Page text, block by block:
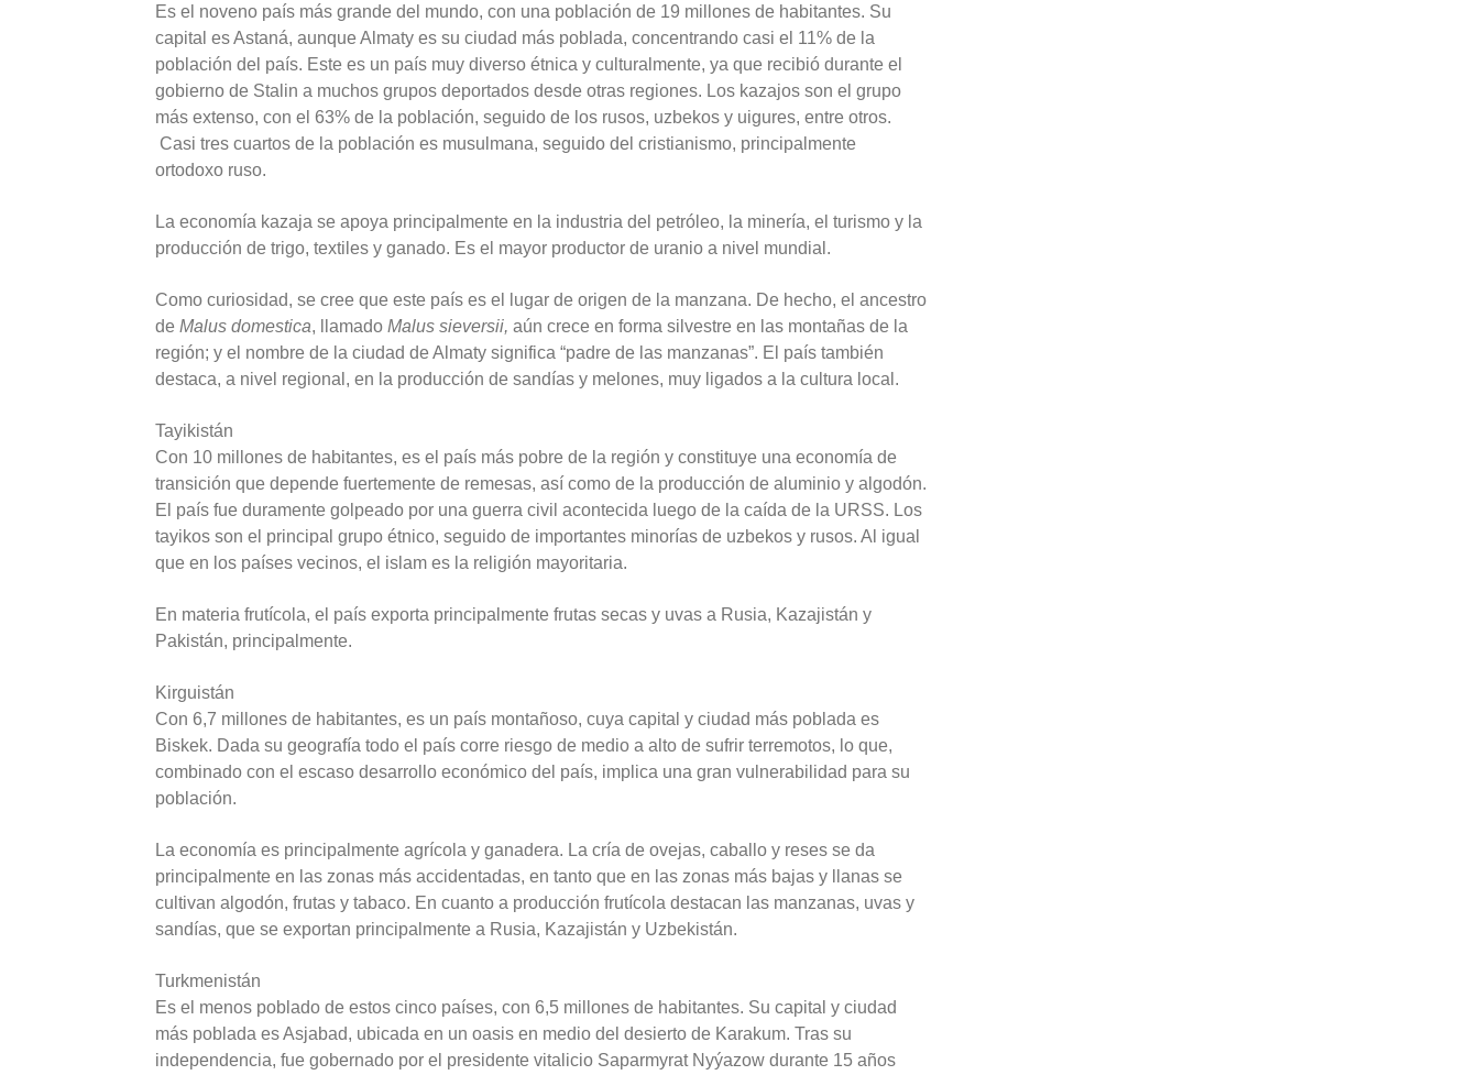
Es el noveno país más grande del mundo, con una población de 19 millones de habitantes. Su
capital es Astaná, aunque Almaty es su ciudad más poblada, concentrando casi el 11% de la
población del país. Este es un país muy diverso étnica y culturalmente, ya que recibió durante el
gobierno de Stalin a muchos grupos deportados desde otras regiones. Los kazajos son el grupo
más extenso, con el 63% de la población, seguido de los rusos, uzbekos y uigures, entre otros.
Casi tres cuartos de la población es musulmana, seguido del cristianismo, principalmente
ortodoxo ruso.
La economía kazaja se apoya principalmente en la industria del petróleo, la minería, el turismo y la
producción de trigo, textiles y ganado. Es el mayor productor de uranio a nivel mundial.
Como curiosidad, se cree que este país es el lugar de origen de la manzana. De hecho, el ancestro
de Malus domestica, llamado Malus sieversii, aún crece en forma silvestre en las montañas de la
región; y el nombre de la ciudad de Almaty significa “padre de las manzanas”. El país también
destaca, a nivel regional, en la producción de sandías y melones, muy ligados a la cultura local.
Tayikistán
Con 10 millones de habitantes, es el país más pobre de la región y constituye una economía de
transición que depende fuertemente de remesas, así como de la producción de aluminio y algodón.
El país fue duramente golpeado por una guerra civil acontecida luego de la caída de la URSS. Los
tayikos son el principal grupo étnico, seguido de importantes minorías de uzbekos y rusos. Al igual
que en los países vecinos, el islam es la religión mayoritaria.
En materia frutícola, el país exporta principalmente frutas secas y uvas a Rusia, Kazajistán y
Pakistán, principalmente.
Kirguistán
Con 6,7 millones de habitantes, es un país montañoso, cuya capital y ciudad más poblada es
Biskek. Dada su geografía todo el país corre riesgo de medio a alto de sufrir terremotos, lo que,
combinado con el escaso desarrollo económico del país, implica una gran vulnerabilidad para su
población.
La economía es principalmente agrícola y ganadera. La cría de ovejas, caballo y reses se da
principalmente en las zonas más accidentadas, en tanto que en las zonas más bajas y llanas se
cultivan algodón, frutas y tabaco. En cuanto a producción frutícola destacan las manzanas, uvas y
sandías, que se exportan principalmente a Rusia, Kazajistán y Uzbekistán.
Turkmenistán
Es el menos poblado de estos cinco países, con 6,5 millones de habitantes. Su capital y ciudad
más poblada es Asjabad, ubicada en un oasis en medio del desierto de Karakum. Tras su
independencia, fue gobernado por el presidente vitalicio Saparmyrat Nyýazow durante 15 años